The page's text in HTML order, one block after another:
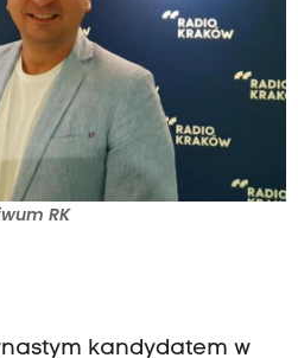
RK
kandydatem w